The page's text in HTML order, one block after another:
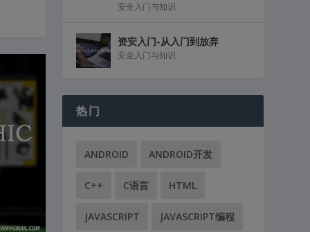
安全入门与知识
资安入门-从入门到放弃
安全入门与知识
热门
ANDROID ANDROID开发
C++ C语言 HTML
JAVASCRIPT JAVASCRIPT编程